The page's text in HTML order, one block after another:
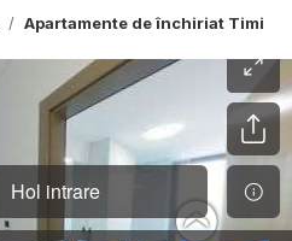
Apartamente de închiriat